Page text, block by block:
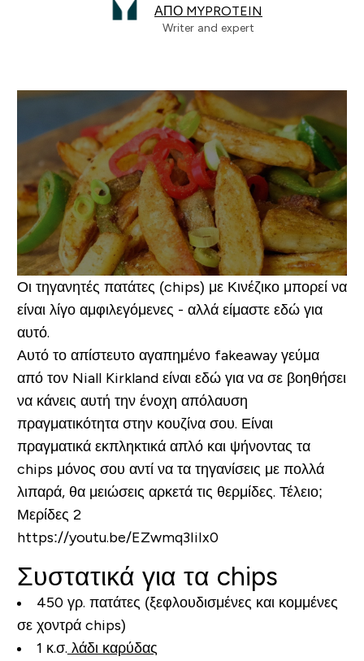
ΑΠΌ MYPROTEIN
Writer and expert
Οι τηγανητές πατάτες (chips) με Κινέζικο μπορεί να
είναι λίγο αμφιλεγόμενες - αλλά είμαστε εδώ για
αυτό.
Αυτό το απίστευτο αγαπημένο fakeaway γεύμα
από τον Niall Kirkland είναι εδώ για να σε βοηθήσει
να κάνεις αυτή την ένοχη απόλαυση
πραγματικότητα στην κουζίνα σου. Είναι
πραγματικά εκπληκτικά απλό και ψήνοντας τα
chips μόνος σου αντί να τα τηγανίσεις με πολλά
λιπαρά, θα μειώσεις αρκετά τις θερμίδες. Τέλειο;
Μερίδες 2
https://youtu.be/EZwmq3IiIx0
Συστατικά για τα chips
450 γρ. πατάτες (ξεφλουδισμένες και κομμένες
σε χοντρά chips)
1 κ.σ. λάδι καρύδας